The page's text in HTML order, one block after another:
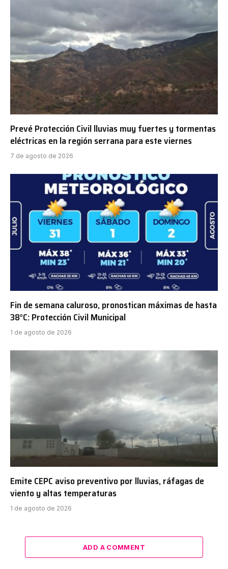
Prevé Protección Civil lluvias muy fuertes y tormentas
eléctricas en la región serrana para este viernes
7 de agosto de 2026
Fin de semana caluroso, pronostican máximas de hasta
38°C: Protección Civil Municipal
1 de agosto de 2026
Emite CEPC aviso preventivo por lluvias, ráfagas de
viento y altas temperaturas
1 de agosto de 2026
ADD A COMMENT